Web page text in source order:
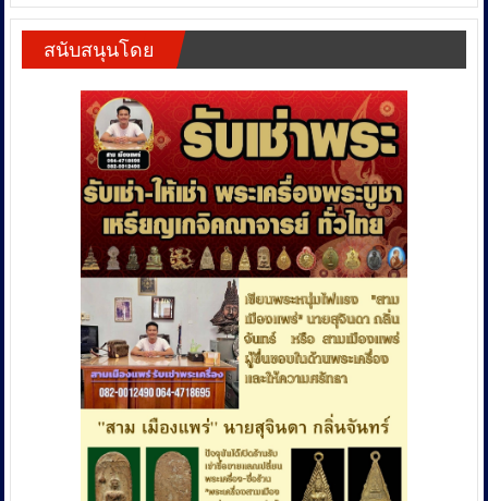
สนับสนุนโดย